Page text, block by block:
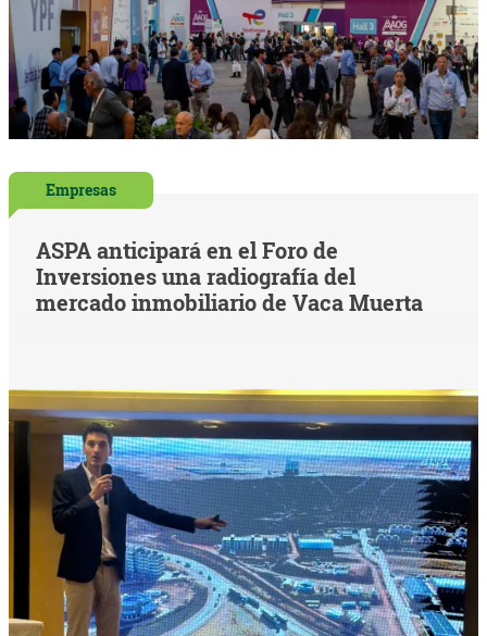
Empresas
ASPA anticipará en el Foro de
Inversiones una radiografía del
mercado inmobiliario de Vaca Muerta